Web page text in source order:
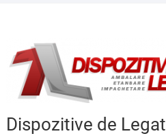
Dispozitive de Legat